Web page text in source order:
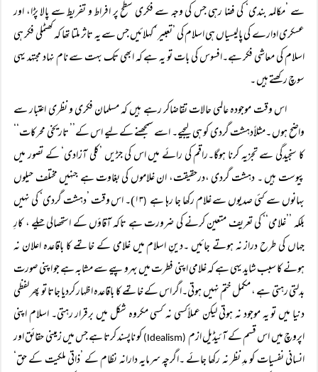
سے ’مکالمہ بندی‘ کی فضا رہی جس کی وجہ سے فکری سطح پر افراط و تفریط سے پالا پڑا، اور
عسکری ادارے کی پالیسیاں ہی اسلام کی ’تعبیر ‘ کہلائیں جس سے یہ تاثر ملتا تھا کہ کھٹملی فکر ہی
اسلام کی معاشی فکر ہے۔افسوس کی بات تو یہ ہے کہ ابھی تک بہت سے نام نہاد مجتہد یہی
سوچ رکھتے ہیں ۔
اس وقت موجودہ عالمی حالات تقاضاکر رہے ہیں کہ مسلمان فکری و نظری اعتبار سے
واضح ہوں ۔مثلاًدہشت گردی کو ہی لیجیے۔ اسے سمجھنے کے لیے اس کے’’ تاریخی محرکات‘‘
کا سنجیدگی سے تجزیہ کرنا ہوگا۔راقم کی رائے میں اس کی جڑیں ’کلی آزادی‘ کے تصور میں
پیوست ہیں ۔ دہشت گردی ،درحقیقت، ان غلاموں کی بغاوت ہے جنہیں مختلف حیلوں
بہانوں سے کئی صدیوں سے غلام رکھا جا رہا ہے (
۱۳)۔ اس وقت ’دہشت گردی‘ کی نہیں
بلکہ ’’غلامی‘‘ کی تعریف متعین کرنے کی ضرورت ہے تاکہ آقاؤں کے استحصالی حیلے ، کارِ
جہاں کی طرح دراز نہ ہوتے جائیں ۔دینِ اسلام میں غلامی کے خاتمے کا باقاعدہ اعلان نہ
ہونے کا سبب شاید یہی ہے کہ غلامی اپنی فطرت میں بہروپیے سے مشابہ ہے جو اپنی صورت
بدلتی رہتی ہے ، مکمل ختم نہیں ہوتی۔اگر اس کے خاتمے کا باقاعدہ اظہار کردیا جاتا تو پھر لفظی
دنیا میں تو یہ موجود نہ ہوتی لیکن عملاًکسی نہ کسی مکروہ شکل میں برقرار رہتی۔ اسلام اپنی
اپروچ میں اس قسم کے آئیڈیل ازم (Idealism)
کو ناپسند کرتا ہے جس میں زمینی حقائق اور
انسانی نفسیات کو مدِ نظر نہ رکھا جائے ۔اگرچہ سرمایہ دارانہ نظام کے ’ذاتی ملکیت کے حق‘